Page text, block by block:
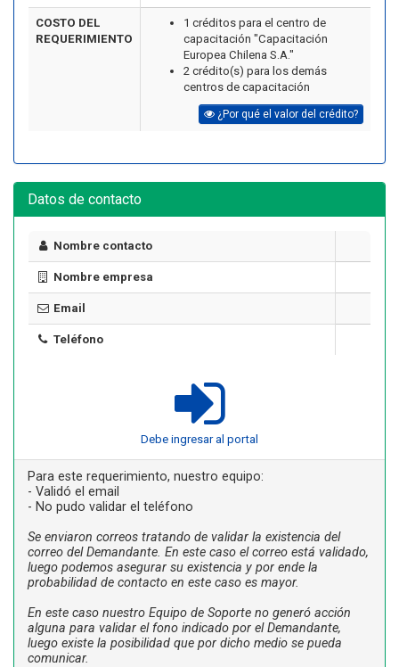
COSTO DEL
REQUERIMIENTO
1 créditos para el centro de
capacitación "Capacitación
Europea Chilena S.A."
2 crédito(s) para los demás
centros de capacitación
¿Por qué el valor del crédito?
Datos de contacto
Nombre contacto
Nombre empresa
Email
Teléfono
Debe ingresar al portal
Para este requerimiento, nuestro equipo:
- Validó el email
- No pudo validar el teléfono
Se enviaron correos tratando de validar la existencia del
correo del Demandante. En este caso el correo está validado,
luego podemos asegurar su existencia y por ende la
probabilidad de contacto en este caso es mayor.
En este caso nuestro Equipo de Soporte no generó acción
alguna para validar el fono indicado por el Demandante,
luego existe la posibilidad que por dicho medio se pueda
comunicar.